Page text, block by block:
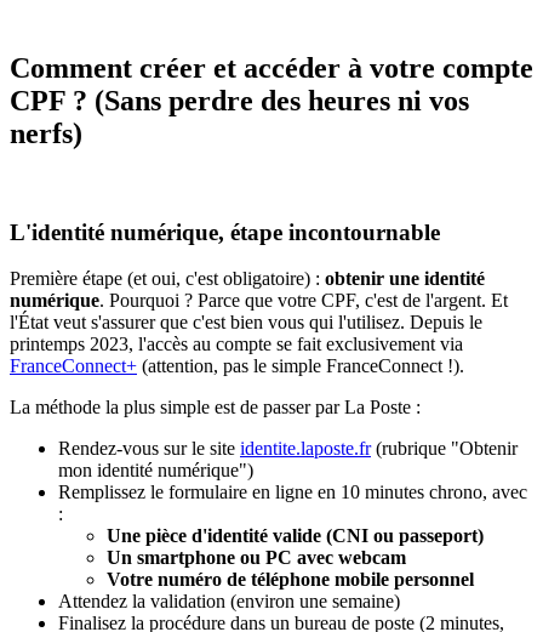
Comment créer et accéder à votre compte
CPF ? (Sans perdre des heures ni vos
nerfs)
L'identité numérique, étape incontournable
Première étape (et oui, c'est obligatoire) : obtenir une identité
numérique. Pourquoi ? Parce que votre CPF, c'est de l'argent. Et
l'État veut s'assurer que c'est bien vous qui l'utilisez. Depuis le
printemps 2023, l'accès au compte se fait exclusivement via
FranceConnect+ (attention, pas le simple FranceConnect !).
La méthode la plus simple est de passer par La Poste :
Rendez-vous sur le site identite.laposte.fr(rubrique "Obtenir
mon identité numérique")
Remplissez le formulaire en ligne en 10 minutes chrono, avec
:
Une pièce d'identité valide (CNI ou passeport)
Un smartphone ou PC avec webcam
Votre numéro de téléphone mobile personnel
Attendez la validation (environ une semaine)
Finalisez la procédure dans un bureau de poste (2 minutes,